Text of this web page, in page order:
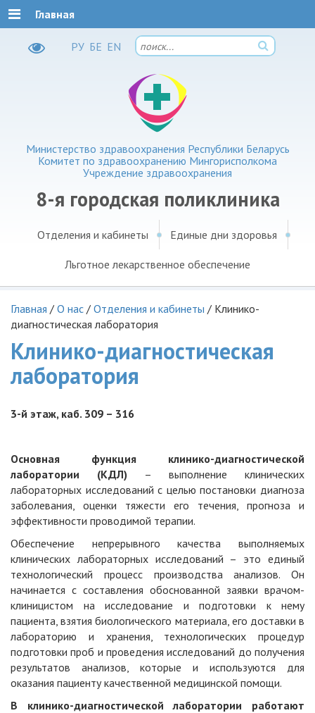
РУ БЕ EN
Министерство здравоохранения Республики Беларусь
Комитет по здравоохранению Мингорисполкома
Учреждение здравоохранения
8-я городская поликлиника
Главная
Отделения и кабинеты Единые дни здоровья
Льготное лекарственное обеспечение
Главная / О нас / Отделения и кабинеты / Клинико-
диагностическая лаборатория
Клинико-диагностическая
лаборатория
3-й этаж, каб. 309 – 316
Основная функция клинико-диагностической
лаборатории (КДЛ) – выполнение клинических
лабораторных исследований с целью постановки диагноза
заболевания, оценки тяжести его течения, прогноза и
эффективности проводимой терапии.
Обеспечение непрерывного качества выполняемых
клинических лабораторных исследований – это единый
технологический процесс производства анализов. Он
начинается с составления обоснованной заявки врачом-
клиницистом на исследование и подготовки к нему
пациента, взятия биологического материала, его доставки в
лабораторию и хранения, технологических процедур
подготовки проб и проведения исследований до получения
результатов анализов, которые и используются для
оказания пациенту качественной медицинской помощи.
В клинико-диагностической лаборатории работают